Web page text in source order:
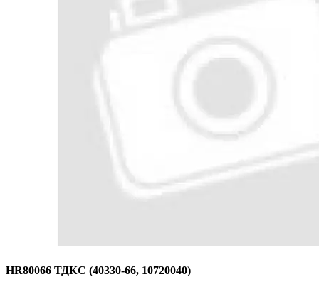
HR80066 ТДКС (40330-66, 10720040)